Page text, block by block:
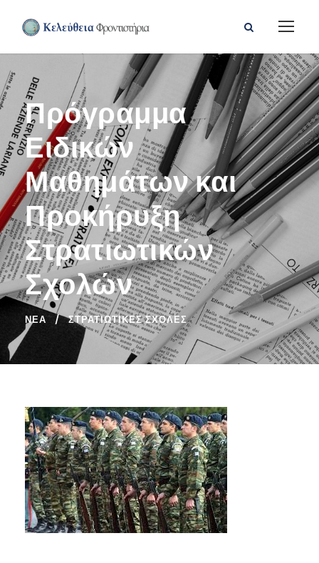
Πρόγραμμα
Ειδικών
Μαθημάτων και
Προκήρυξη
Στρατιωτικών
Σχολών
ΝΈΑ ΣΤΡΑΤΙΩΤΙΚΈΣ ΣΧΟΛΈΣ